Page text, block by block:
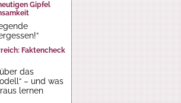
Gipfel
Faktencheck
das
– und was
lernen